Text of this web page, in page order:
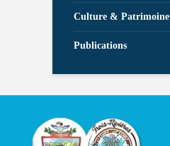
Culture & Patrimoine
Publications